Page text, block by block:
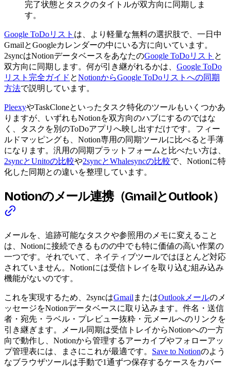
完了状態とタスクのタイトルが双方向に同期しま
す。
Google ToDoリスト は、より軽量な無料の選択肢で、一日中
GmailとGoogleカレンダーの中にいる方に向いています。
2syncはNotionデータベースをあなたのGoogle ToDoリスト と
双方向に同期します。何が引き継がれるかは、 Google ToDo
リスト完全ガイド とNotionからGoogle ToDoリストへの同期
方法で説明しています。
PleexyやTaskCloneといったタスク特化のツールもいくつかあ
りますが、いずれもNotionを双方向のハブにするのではな
く、タスクを別のToDoアプリへ映し出すだけです。フィー
ルドマッピングも、Notion専用の同期ツールに比べると手薄
になります。汎用の同期プラットフォームと比べたい方は、
2syncとUnitoの比較や2syncとWhalesyncの比較で、Notionに特
化した同期との違いを整理しています。
Notionのメール連携（GmailとOutlook）
メールを、追跡可能なタスクや参照用のメモに変えること
は、Notionに接続できるものの中でも特に価値の高い作業の
一つです。それでいて、ネイティブツールではほとんど対応
されていません。Notionには受信トレイを取り込む組み込み
機能がないのです。
これを実現するため、2syncはGmail またはOutlookメールのメ
ッセージをNotionデータベースに取り込みます。件名・送信
者・宛先・ラベル・プレビュー抜粋・元メールへのリンクを
引き継ぎます。メール同期は受信トレイからNotionへの一方
向で動作し、Notionから管理するアーカイブやフォローアッ
プ管理表には、まさにこれが最適です。 Save to Notionのよう
なブラウザツールは手動で1通ずつ保存するケースをカバー